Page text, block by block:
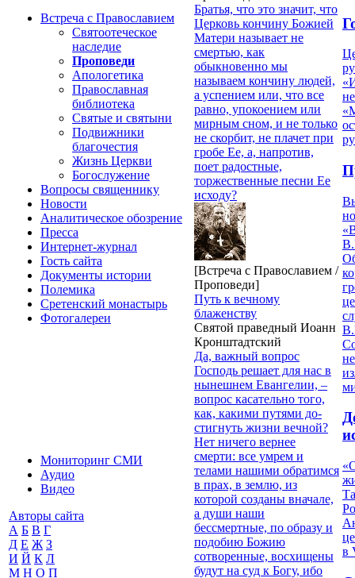
Встреча с Православием
Святоотеческое
наследие
Проповеди
Апологетика
Православная
библиотека
Святые и святыни
Подвижники
благочестия
Жизнь Церкви
Богослужение
Вопросы священнику
Новости
Аналитическое обозрение
Пресса
Интернет-журнал
Гость сайта
Документы истории
Полемика
Сретенский монастырь
Фотогалереи
Мониторинг СМИ
Аудио
Видео
Авторы сайта
А Б В Г
Д Е Ж З
И Й К Л
М Н О П
Братья, что это значит, что
Церковь кончину Божией
Матери называет не
смертью, как
обыкновенно мы
называем кончину людей,
а успением или, что все
равно, упокоением или
мирным сном, и не только
не скорбит, не плачет при
гробе Ее, а, напротив,
поет радостные,
торжественные песни Ее
исходу?
[Встреча с Православием /
Проповеди]
Путь к вечному
блаженству
Святой праведный Иоанн
Кронштадтский
Да, важный вопрос
Господь решает для нас в
нынешнем Евангелии, –
вопрос касательно того,
как, какими путями до­
стигнуть жизни вечной?
Нет ничего вернее
смерти: все умрем и
телами нашими обратимся
в прах, в землю, из
которой созда­ны вначале,
а души наши
бессмертные, по образу и
подобию Божию
сотворенные, восхищены
будут на суд к Богу, ибо
в